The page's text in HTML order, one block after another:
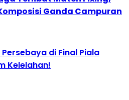
Ganda Campuran
di Final Piala
Kelelahan!